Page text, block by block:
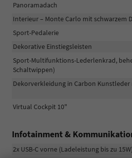
Panoramadach
Interieur – Monte Carlo mit schwarzem
Sport-Pedalerie
Dekorative Einstiegsleisten
Sport-Multifunktions-Lederlenkrad,
Schaltwippen)
Dekorverkleidung in Carbon
Virtual Cockpit 10"
Infotainment &
2x USB-C vorne (Ladeleistung bis zu 15W)